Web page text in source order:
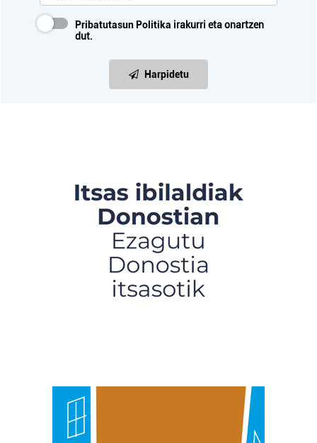
Pribatutasun Politika irakurri eta onartzen
dut.
Harpidetu